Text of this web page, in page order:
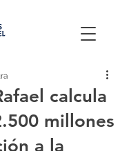
calcula
millones
a la